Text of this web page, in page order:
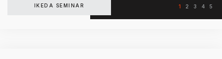
1 2 3 4 5
IKEDA SEMINAR